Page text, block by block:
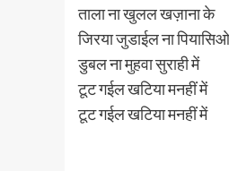
ताला ना खुलल खज़ाना के
जिरया जुडाईल ना
डुबल ना मुहवा सुराही में
टूट गईल खटिया मनहीं में
टूट गईल खटिया मनहीं में